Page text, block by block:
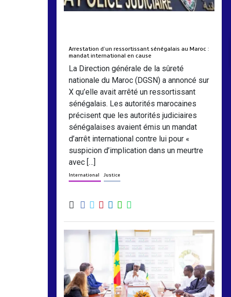
Arrestation d’un ressortissant sénégalais au Maroc :
mandat international en cause
La Direction générale de la sûreté
nationale du Maroc (DGSN) a annoncé sur
X qu’elle avait arrêté un ressortissant
sénégalais. Les autorités marocaines
précisent que les autorités judiciaires
sénégalaises avaient émis un mandat
d’arrêt international contre lui pour «
suspicion d’implication dans un meurtre
avec […]
International Justice